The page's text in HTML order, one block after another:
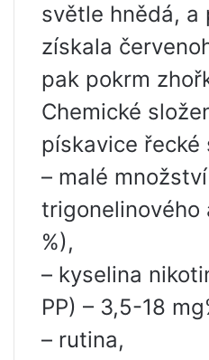
světle hnědá, a
získala
pak pokrm
Chemické
pískavice řecké
– malé množství
trigonelinového
%),
– kyselina
PP) – 3,5-18
– rutina,